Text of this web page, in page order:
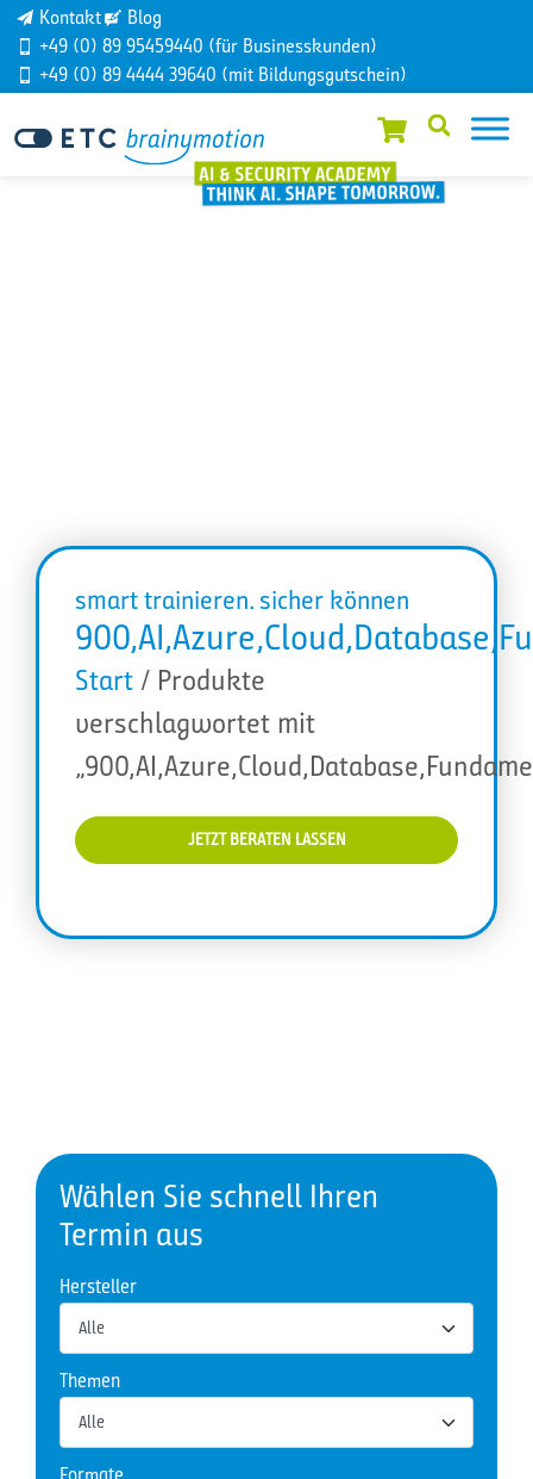
Kontakt
Blog
+49 (0) 89 95459440 (für Businesskunden)
+49 (0) 89 4444 39640 (mit Bildungsgutschein)
smart trainieren. sicher können
Start / Produkte
verschlagwortet mit
JETZT BERATEN LASSEN
Wählen Sie schnell Ihren
Termin aus
Hersteller
Themen